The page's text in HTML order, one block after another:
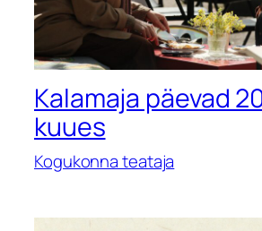
Kalamaja päevad
kuues
Kogukonna teataja